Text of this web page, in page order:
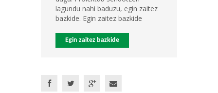
lagundu nahi baduzu, egin zaitez
bazkide. Egin zaitez bazkide
Egin zaitez bazkide